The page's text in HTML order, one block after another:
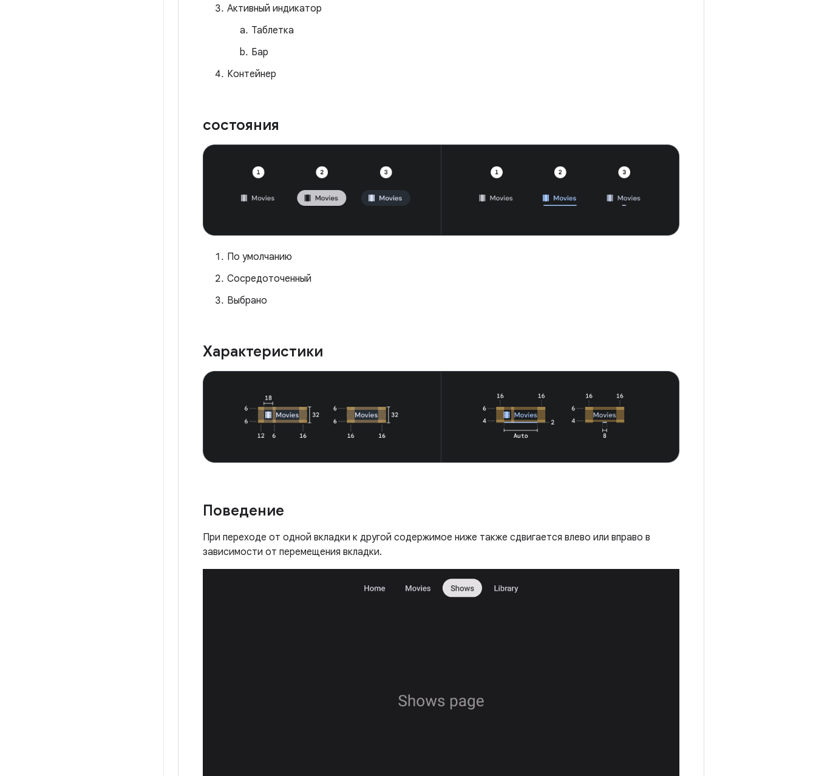
Активный индикатор
Таблетка
Бар
Контейнер
состояния
По умолчанию
Сосредоточенный
Выбрано
Характеристики
Поведение
При переходе от одной вкладки к другой содержимое ниже также сдвигается влево или вправо в
зависимости от перемещения вкладки.